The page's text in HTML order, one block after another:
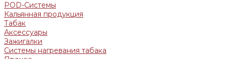
POD-Системы
Кальянная продукция
Табак
Аксессуары
Зажигалки
Системы нагревания табака